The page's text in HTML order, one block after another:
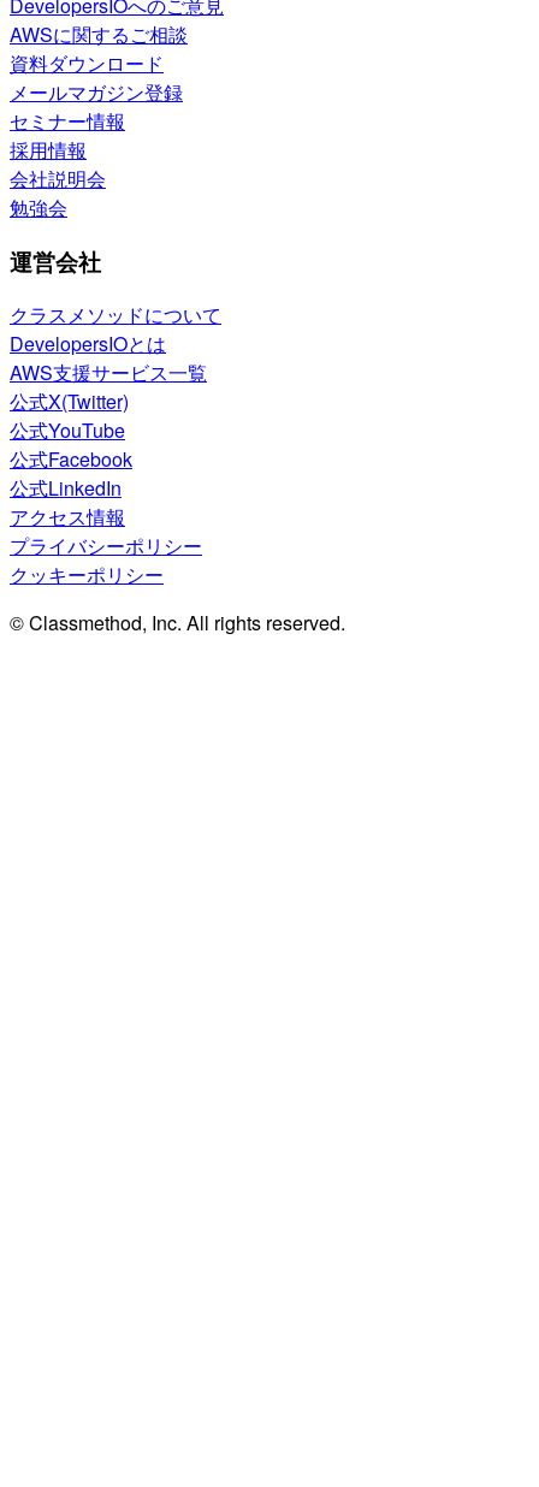
AWSに関するご相談
資料ダウンロード
メールマガジン登録
セミナー情報
採用情報
会社説明会
勉強会
運営会社
クラスメソッドについて
DevelopersIOとは
AWS支援サービス一覧
公式X(Twitter)
公式YouTube
公式Facebook
公式LinkedIn
アクセス情報
プライバシーポリシー
クッキーポリシー
© Classmethod, Inc. All rights reserved.